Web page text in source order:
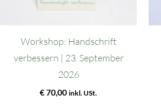
Workshop: Handschrift
verbessern | 23. September
2026
€70,00 inkl. USt.